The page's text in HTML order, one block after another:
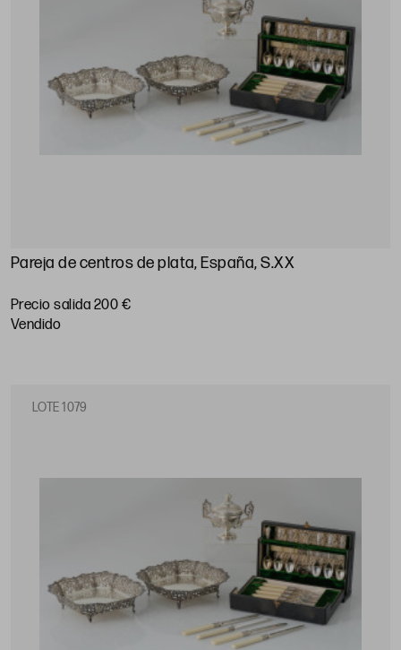
Pareja de centros de plata, España, S.XX
Precio salida 200 €
vendido
LOTE 1079